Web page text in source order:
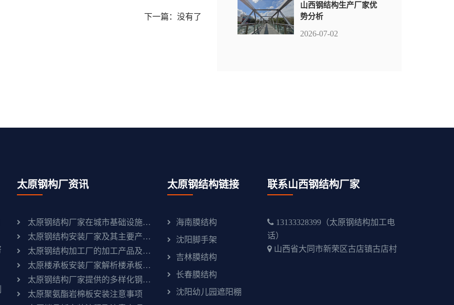
下一篇：没有了
山西钢结构生产厂家优
势分析
2026-07-02
太原钢构厂资讯
太原钢结构厂家在城市基础设施建设中的重要作用：助力城市发展与现代化
太原钢结构安装厂家及其主要产品介绍
太原钢结构加工厂的加工产品及流程
太原楼承板安装厂家解析楼承板的优点
太原钢结构厂家提供的多样化钢结构产品
太原聚氨酯岩棉板安装注意事项
太原钢结构链接
海南膜结构
沈阳脚手架
吉林膜结构
长春膜结构
沈阳幼儿园遮阳棚
联系山西钢结构厂家
13133328399（太原钢结构加工电
话）
山西省大同市新荣区古店镇古店村